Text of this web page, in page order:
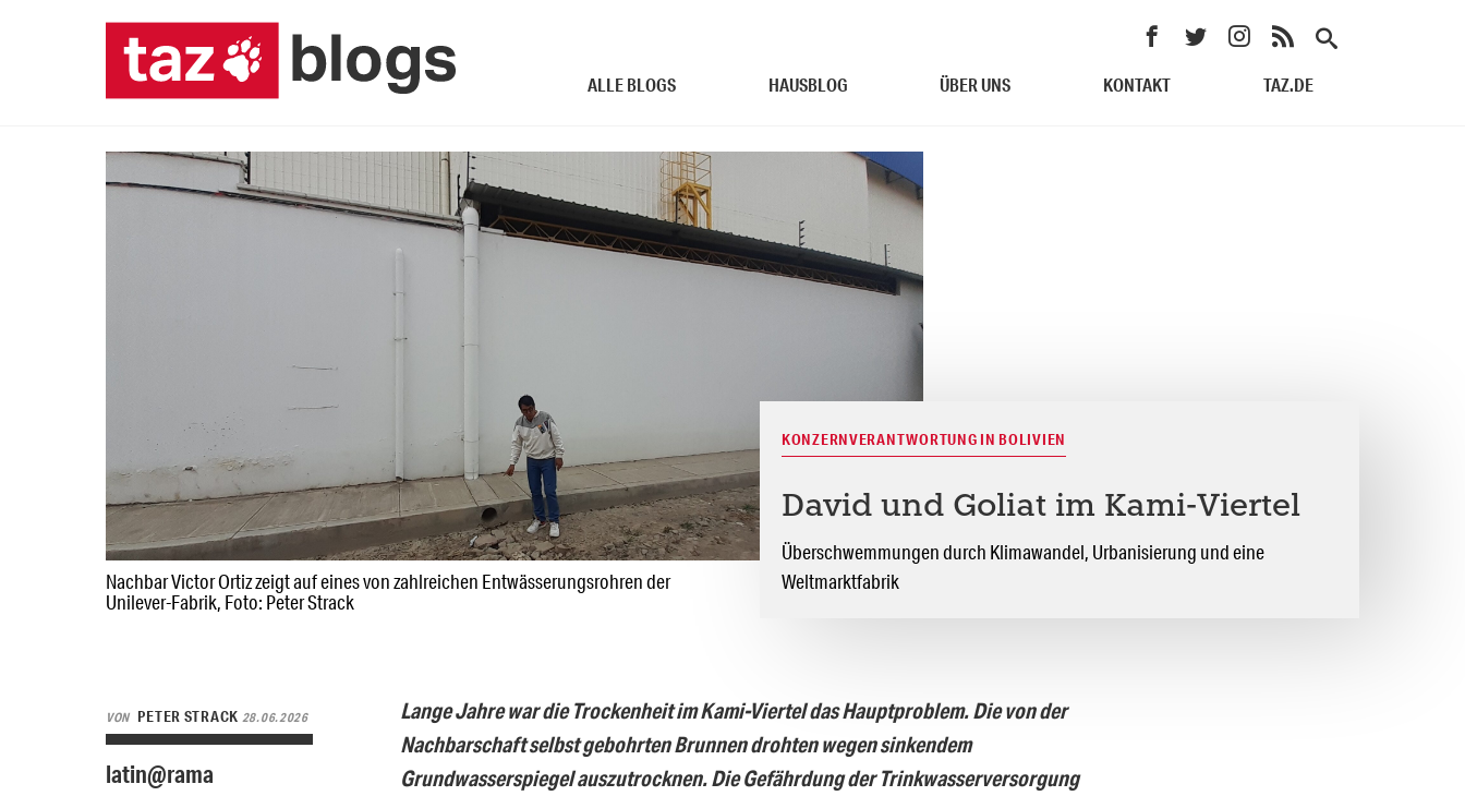
ALLE BLOGS HAUSBLOG ÜBER UNS KONTAKT TAZ.DE
Nachbar Victor Ortiz zeigt auf eines von zahlreichen Entwässerungsrohren der
Unilever-Fabrik, Foto: Peter Strack
KONZERNVERANTWORTUNG IN BOLIVIEN
David und Goliat im Kami-Viertel
Überschwemmungen durch Klimawandel, Urbanisierung und eine
Weltmarktfabrik
VON PETER STRACK 28.06.2026
latin@rama
Lange Jahre war die Trockenheit im Kami-Viertel das Hauptproblem. Die von der
Nachbarschaft selbst gebohrten Brunnen drohten wegen sinkendem
Grundwasserspiegel auszutrocknen. Die Gefährdung der Trinkwasserversorgung